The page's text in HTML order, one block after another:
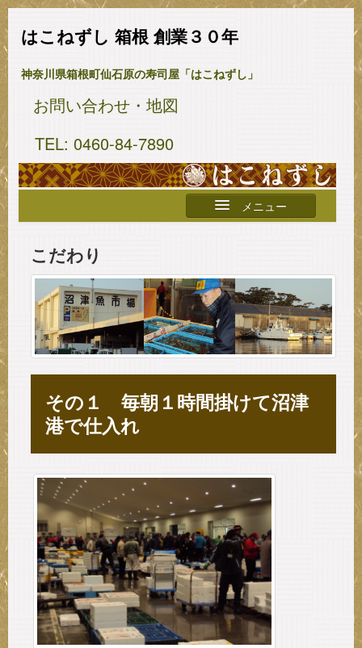
はこねずし 箱根 創業３０年
神奈川県箱根町仙石原の寿司屋「はこねずし」
お問い合わせ・地図
TEL: 0460-84-7890
メニュー
おしながき
店主挨拶
こだわり
お客様の声
掲載実績
こだわり
その１ 毎朝１時間掛けて沼津
港で仕入れ